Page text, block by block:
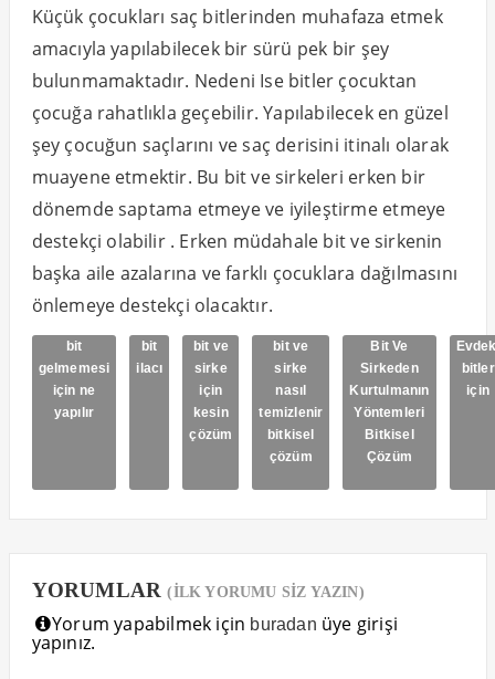
Küçük çocukları saç bitlerinden muhafaza etmek
amacıyla yapılabilecek bir sürü pek bir şey
bulunmamaktadır. Nedeni Ise bitler çocuktan
çocuğa rahatlıkla geçebilir. Yapılabilecek en güzel
şey çocuğun saçlarını ve saç derisini itinalı olarak
muayene etmektir. Bu bit ve sirkeleri erken bir
dönemde saptama etmeye ve iyileştirme etmeye
destekçi olabilir . Erken müdahale bit ve sirkenin
başka aile azalarına ve farklı çocuklara dağılmasını
önlemeye destekçi olacaktır.
bit
gelmemesi
için ne
yapılır
bit
ilacı
bit ve
sirke
için
kesin
çözüm
bit ve
sirke
nasıl
temizlenir
bitkisel
çözüm
Bit Ve
Sirkeden
Kurtulmanın
Yöntemleri
Bitkisel
Çözüm
bitler
için
YORUMLAR(İLK YORUMU SİZ YAZIN)
Yorum yapabilmek için buradan üye girişi
yapınız.